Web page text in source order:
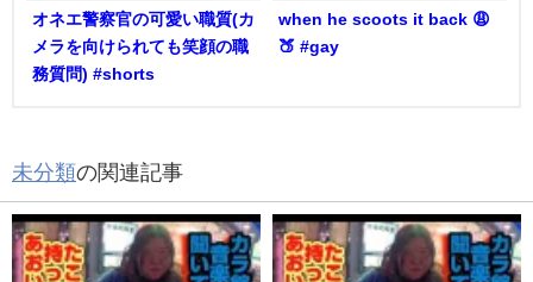
オネエ警察官の可愛い職質(カ
メラを向けられても笑顔の職
務質問) #shorts
when he scoots it back 😩
🍑 #gay
未分類の関連記事